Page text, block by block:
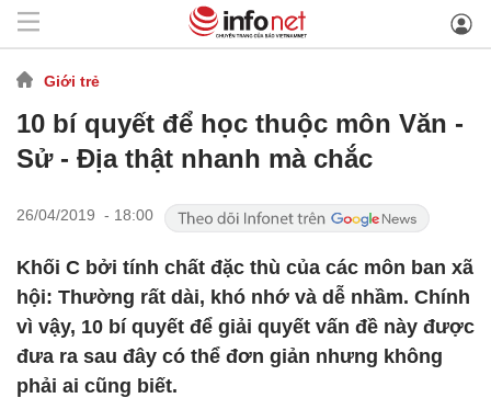
Giới trẻ
10 bí quyết để học thuộc môn Văn -
Sử - Địa thật nhanh mà chắc
26/04/2019 - 18:00
Khối C bởi tính chất đặc thù của các môn ban xã
hội: Thường rất dài, khó nhớ và dễ nhầm. Chính
vì vậy, 10 bí quyết để giải quyết vấn đề này được
đưa ra sau đây có thể đơn giản nhưng không
phải ai cũng biết.